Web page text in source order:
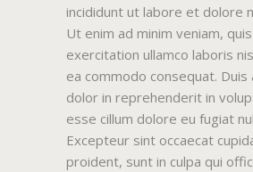
incididunt ut labore et dolore
Ut enim ad minim veniam,
exercitation ullamco laboris
ea commodo consequat. Duis
dolor in reprehenderit in
esse cillum dolore eu fugiat
Excepteur sint occaecat
proident, sunt in culpa qui